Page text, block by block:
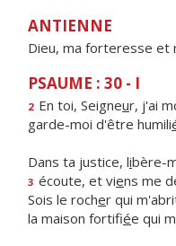
ANTIENNE
Dieu, ma forteresse et
PSAUME : 30 - I
2 En toi, Seigneur, j'ai
garde-moi d'être humili
Dans ta justice, libère-
3 écoute, et viens me
Sois le rocher qui
la maison fortifiée qui